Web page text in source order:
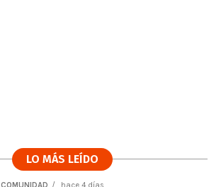
LO MÁS LEÍDO
COMUNIDAD hace 4 días